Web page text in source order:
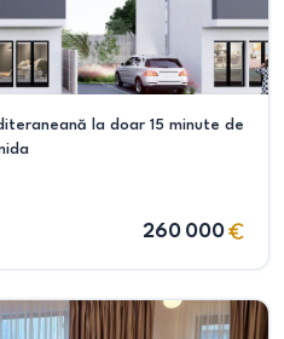
la doar 15 minute de
260 000